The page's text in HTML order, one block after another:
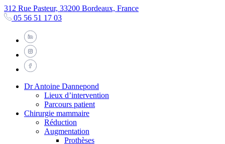
312 Rue Pasteur, 33200 Bordeaux, France
05 56 51 17 03
Dr Antoine Dannepond
Lieux d’intervention
Parcours patient
Chirurgie mammaire
Réduction
Augmentation
Prothèses